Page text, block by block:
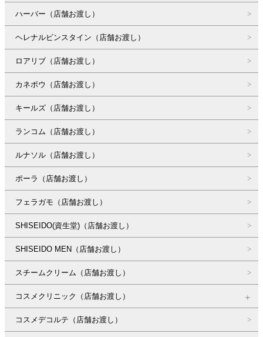
ハーバー（店舗お渡し）
ヘレナルビンスタイン（店舗お渡し）
ロアリブ（店舗お渡し）
カネボウ（店舗お渡し）
キールズ（店舗お渡し）
ランコム（店舗お渡し）
ルナソル（店舗お渡し）
ポーラ（店舗お渡し）
フェラガモ（店舗お渡し）
SHISEIDO(資生堂)（店舗お渡し）
SHISEIDO MEN（店舗お渡し）
スチームクリーム（店舗お渡し）
コスメクリニック（店舗お渡し）
コスメデコルテ（店舗お渡し）